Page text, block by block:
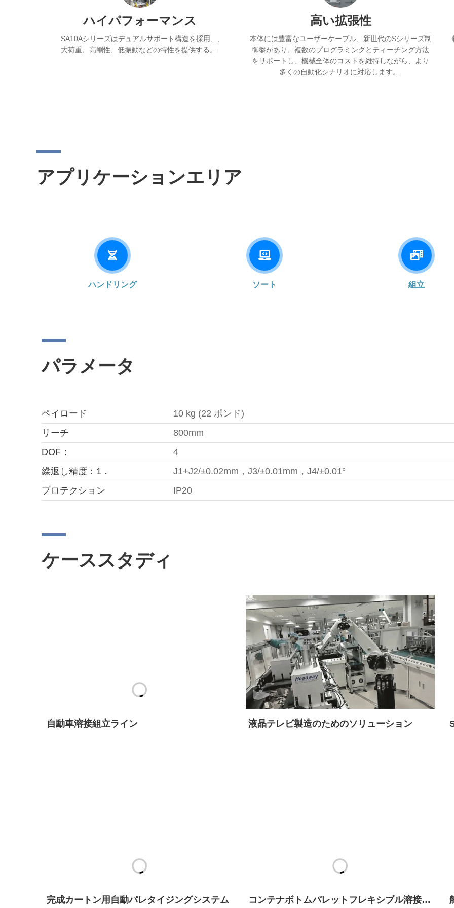
ハイパフォーマンス
SA10Aシリーズはデュアルサポート構造を採用、,
大荷重、高剛性、低振動などの特性を提供する。.
高い拡張性
本体には豊富なユーザーケーブル、新世代のSシリーズ制
御盤があり、複数のプログラミングとティーチング方法
をサポートし、機械全体のコストを維持しながら、より
多くの自動化シナリオに対応します。.
アプリケーションエリア
ハンドリング ソート 組立
パラメータ
ペイロード
10 kg (22 ポンド)
リーチ
800mm
DOF：
4
繰返し精度：1．
J1+J2/±0.02mm，J3/±0.01mm，J4/±0.01°
プロテクション
IP20
ケーススタディ
自動車溶接組立ライン 液晶テレビ製造のためのソリューション
完成カートン用自動パレタイジングシステム
コンテナボトムパレットフレキシブル溶接ワ